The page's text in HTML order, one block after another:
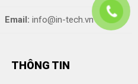
Email: info@in-tech.vn
THÔNG TIN